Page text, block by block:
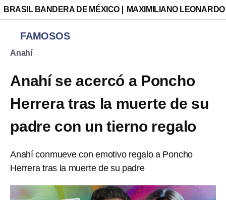
BRASIL BANDERA DE MÉXICO MAXIMILIANO
FAMOSOS
Anahí
Anahí se acercó a Poncho
Herrera tras la muerte de su
padre con un tierno regalo
Anahí conmueve con emotivo regalo a Poncho
Herrera tras la muerte de su padre